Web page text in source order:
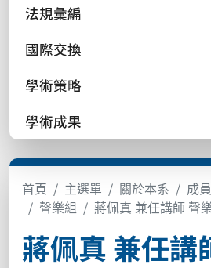
法規彙編
國際交換
學術策略
學術成果
首頁 主選單 關於本系 成
聲樂組
蔣佩真 兼任講師 聲
蔣佩真 兼任講